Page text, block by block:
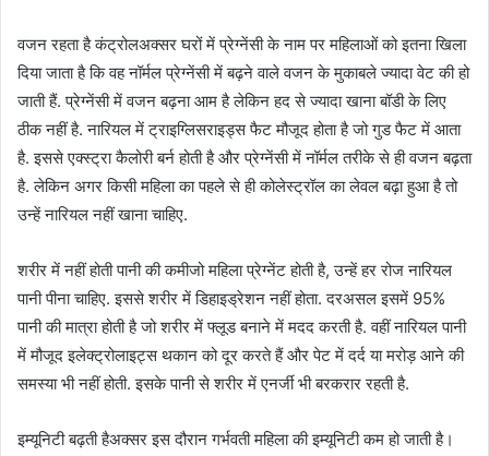
वजन रहता है कंट्रोलअक्सर घरों में प्रेग्नेंसी के नाम पर महिलाओं को इतना खिला
दिया जाता है कि वह नॉर्मल प्रेग्नेंसी में बढ़ने वाले वजन के मुकाबले ज्यादा वेट की हो
जाती हैं. प्रेग्नेंसी में वजन बढ़ना आम है लेकिन हद से ज्यादा खाना बॉडी के लिए
ठीक नहीं है. नारियल में ट्राइग्लिसराइड्स फैट मौजूद होता है जो गुड फैट में आता
है. इससे एक्स्ट्रा कैलोरी बर्न होती है और प्रेग्नेंसी में नॉर्मल तरीके से ही वजन बढ़ता
है. लेकिन अगर किसी महिला का पहले से ही कोलेस्ट्रॉल का लेवल बढ़ा हुआ है तो
उन्हें नारियल नहीं खाना चाहिए.
शरीर में नहीं होती पानी की कमीजो महिला प्रेग्नेंट होती है, उन्हें हर रोज नारियल
पानी पीना चाहिए. इससे शरीर में डिहाइड्रेशन नहीं होता. दरअसल इसमें 95%
पानी की मात्रा होती है जो शरीर में फ्लूड बनाने में मदद करती है. वहीं नारियल पानी
में मौजूद इलेक्ट्रोलाइट्स थकान को दूर करते हैं और पेट में दर्द या मरोड़ आने की
समस्या भी नहीं होती. इसके पानी से शरीर में एनर्जी भी बरकरार रहती है.
इम्यूनिटी बढ़ती हैअक्सर इस दौरान गर्भवती महिला की इम्यूनिटी कम हो जाती है।